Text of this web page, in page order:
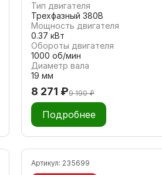
Тип двигателя
Трехфазный 380В
Мощность двигателя
0.37 кВт
Обороты двигателя
1000 об/мин
Диаметр вала
19 мм
8 271 ₽9 190 ₽
Подробнее
Артикул: 235699